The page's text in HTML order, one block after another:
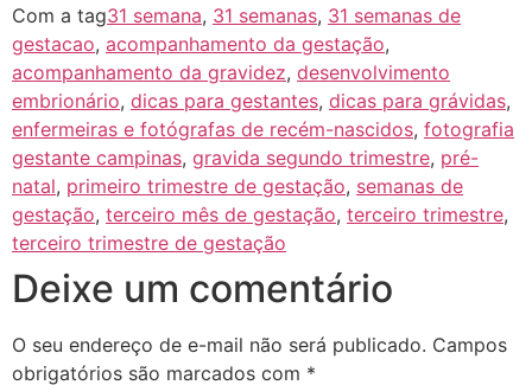
Com a tag31 semana, 31 semanas, 31 semanas de
gestacao, acompanhamento da gestação,
acompanhamento da gravidez, desenvolvimento
embrionário, dicas para gestantes, dicas para grávidas,
enfermeiras e fotógrafas de recém-nascidos, fotografia
gestante campinas, gravida segundo trimestre, pré-
natal, primeiro trimestre de gestação, semanas de
gestação, terceiro mês de gestação, terceiro trimestre,
terceiro trimestre de gestação
Deixe um comentário
O seu endereço de e-mail não será publicado. Campos
obrigatórios são marcados com *